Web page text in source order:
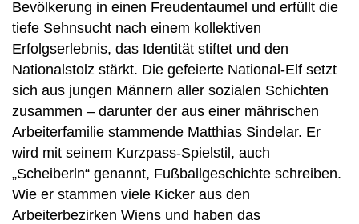
Bevölkerung in einen Freudentaumel und erfüllt die
tiefe Sehnsucht nach einem kollektiven
Erfolgserlebnis, das Identität stiftet und den
Nationalstolz stärkt. Die gefeierte National-Elf setzt
sich aus jungen Männern aller sozialen Schichten
zusammen – darunter der aus einer mährischen
Arbeiterfamilie stammende Matthias Sindelar. Er
wird mit seinem Kurzpass-Spielstil, auch
„Scheiberln“ genannt, Fußballgeschichte schreiben.
Wie er stammen viele Kicker aus den
Arbeiterbezirken Wiens und haben das